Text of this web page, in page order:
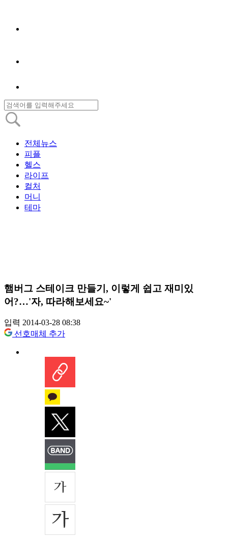
전체뉴스
피플
헬스
라이프
컬처
머니
테마
햄버그 스테이크 만들기, 이렇게 쉽고 재미있
어?…'자, 따라해보세요~'
입력 2014-03-28 08:38
선호매체 추가